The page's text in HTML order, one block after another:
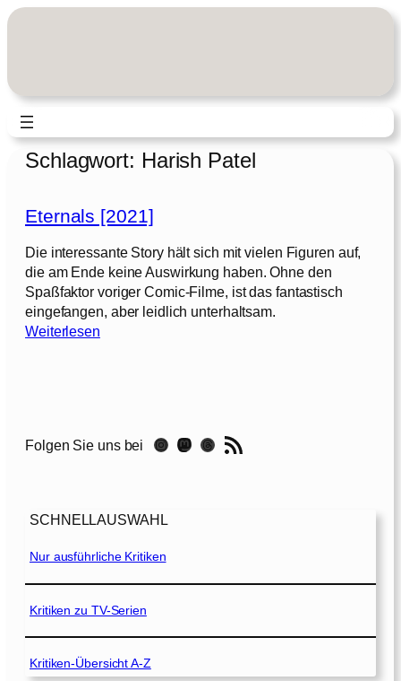
Zum
Schlagwort: Harish Patel
Eternals [2021]
Die interessante Story hält sich mit vielen Figuren auf,
die am Ende keine Auswirkung haben. Ohne den
Spaßfaktor voriger Comic-Filme, ist das fantastisch
eingefangen, aber leidlich unterhaltsam.
Weiterlesen:
a
2
2
1
]
Folgen Sie uns bei Instagram Mastodon Threads RSS-Feed
SCHNELLAUSWAHL
Nur ausführliche Kritiken
Kritiken zu TV-Serien
Kritiken-Übersicht A-Z